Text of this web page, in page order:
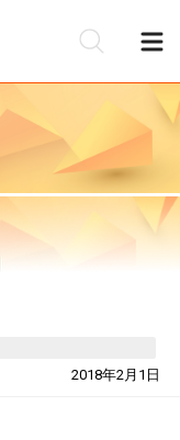
2018年2月1日